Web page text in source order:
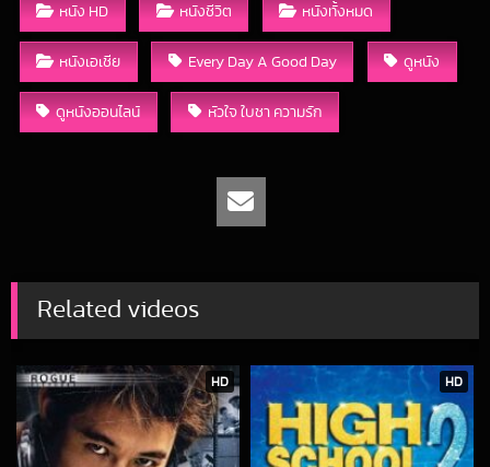
หนัง HD หนังชีวิต หนังทั้งหมด
หนังเอเชีย Every Day A Good Day ดูหนัง
ดูหนังออนไลน์ หัวใจ ใบชา ความรัก
Related videos
HD HD